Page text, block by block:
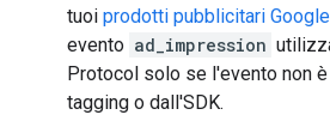
tuoi prodotti pubblicitari Google
evento ad_impression
Protocol solo se l'evento non
tagging o dall'SDK.